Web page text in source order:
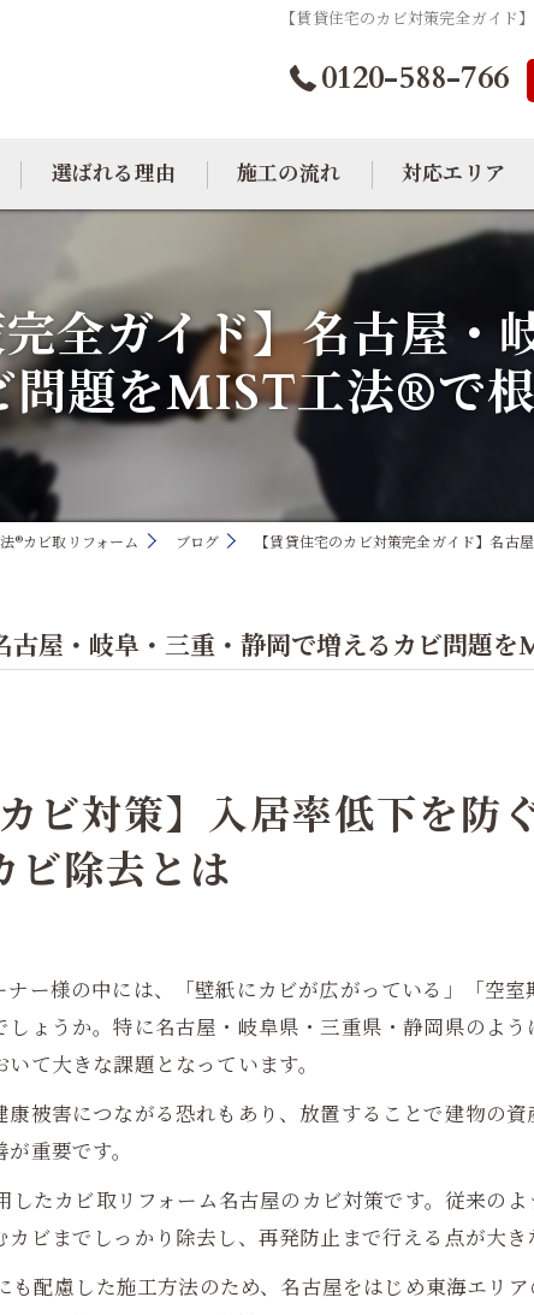
【賃貸住宅のカビ対策完全ガイ
0120-588-766
選ばれる理由 施工の流れ 対応エリア
大阪のカビ取り
東京のカビ取り
愛知のカビ取り
完全ガイド】名古屋・
問題をMIST工法®で
®カビ取リフォーム ブログ 【賃貸住宅のカビ対策完全ガイド】名
古屋・岐阜・三重・静岡で増えるカビ問題
ビ対策】入居率低下を防
除去とは
ー様の中には、「壁紙にカビが広がっている」「空
ょうか。特に名古屋・岐阜県・三重県・静岡県のよ
て大きな課題となっています。
被害につながる恐れもあり、放置することで建物の
重要です。
たカビ取リフォーム名古屋のカビ対策です。従来の
ビまでしっかり除去し、再発防止まで行える点が大き
配慮した施工方法のため、名古屋をはじめ東海エリ